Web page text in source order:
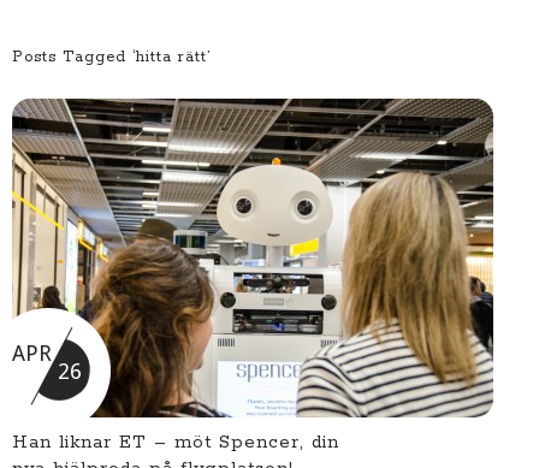
Posts Tagged ‘hitta rätt’
APR
26
Han liknar ET – möt Spencer, din